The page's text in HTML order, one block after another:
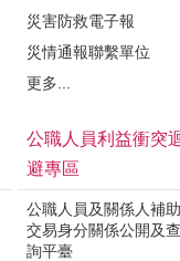
災害防救電子報
災情通報聯繫單位
更多...
公職人員利益衝突
避專區
公職人員及關係人補助
交易身分關係公開及查
詢平臺